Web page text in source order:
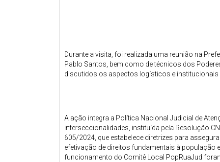
Durante a visita, foi realizada uma reunião na
Pablo Santos, bem como de técnicos dos
discutidos os aspectos logísticos e
A ação integra a Política Nacional Judicial de
interseccionalidades, instituída pela Resolução
605/2024, que estabelece diretrizes para
efetivação de direitos fundamentais à população
funcionamento do Comitê Local PopRuaJud